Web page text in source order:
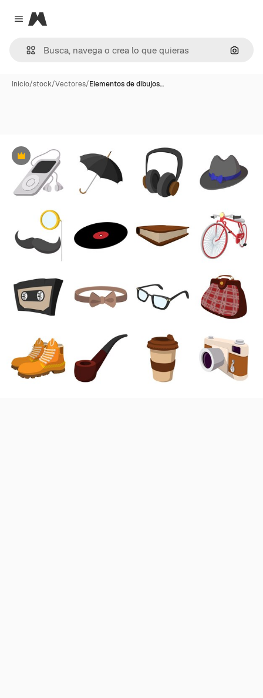
Close menu
Magnific
Inicio/stock/Vectores/Elementos de dibujos…
Premium